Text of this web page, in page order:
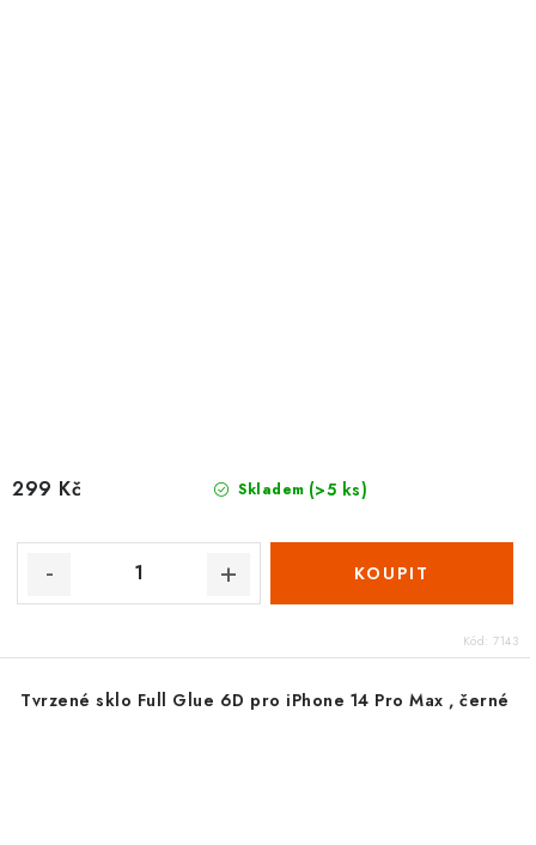
Skladem (>5 ks)
299 Kč
Kód: 7143
Tvrzené sklo Full Glue 6D pro iPhone 14 Pro Max , černé